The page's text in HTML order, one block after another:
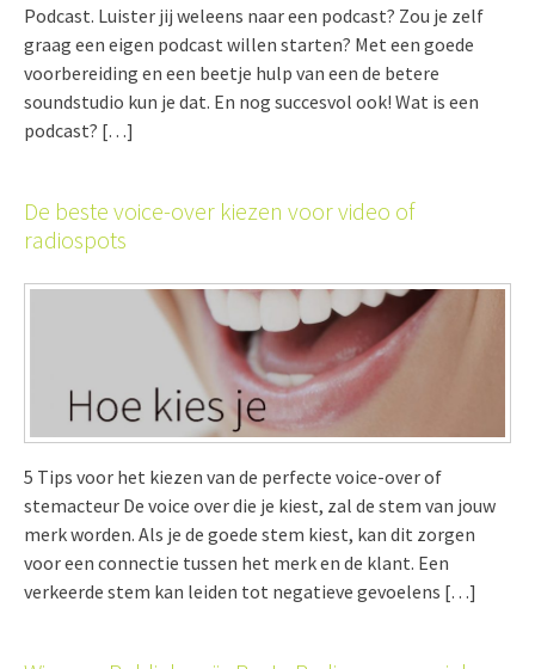
Podcast. Luister jij weleens naar een podcast? Zou je zelf
graag een eigen podcast willen starten? Met een goede
voorbereiding en een beetje hulp van een de betere
soundstudio kun je dat. En nog succesvol ook! Wat is een
podcast? […]
De beste voice-over kiezen voor video of
radiospots
5 Tips voor het kiezen van de perfecte voice-over of
stemacteur De voice over die je kiest, zal de stem van jouw
merk worden. Als je de goede stem kiest, kan dit zorgen
voor een connectie tussen het merk en de klant. Een
verkeerde stem kan leiden tot negatieve gevoelens […]